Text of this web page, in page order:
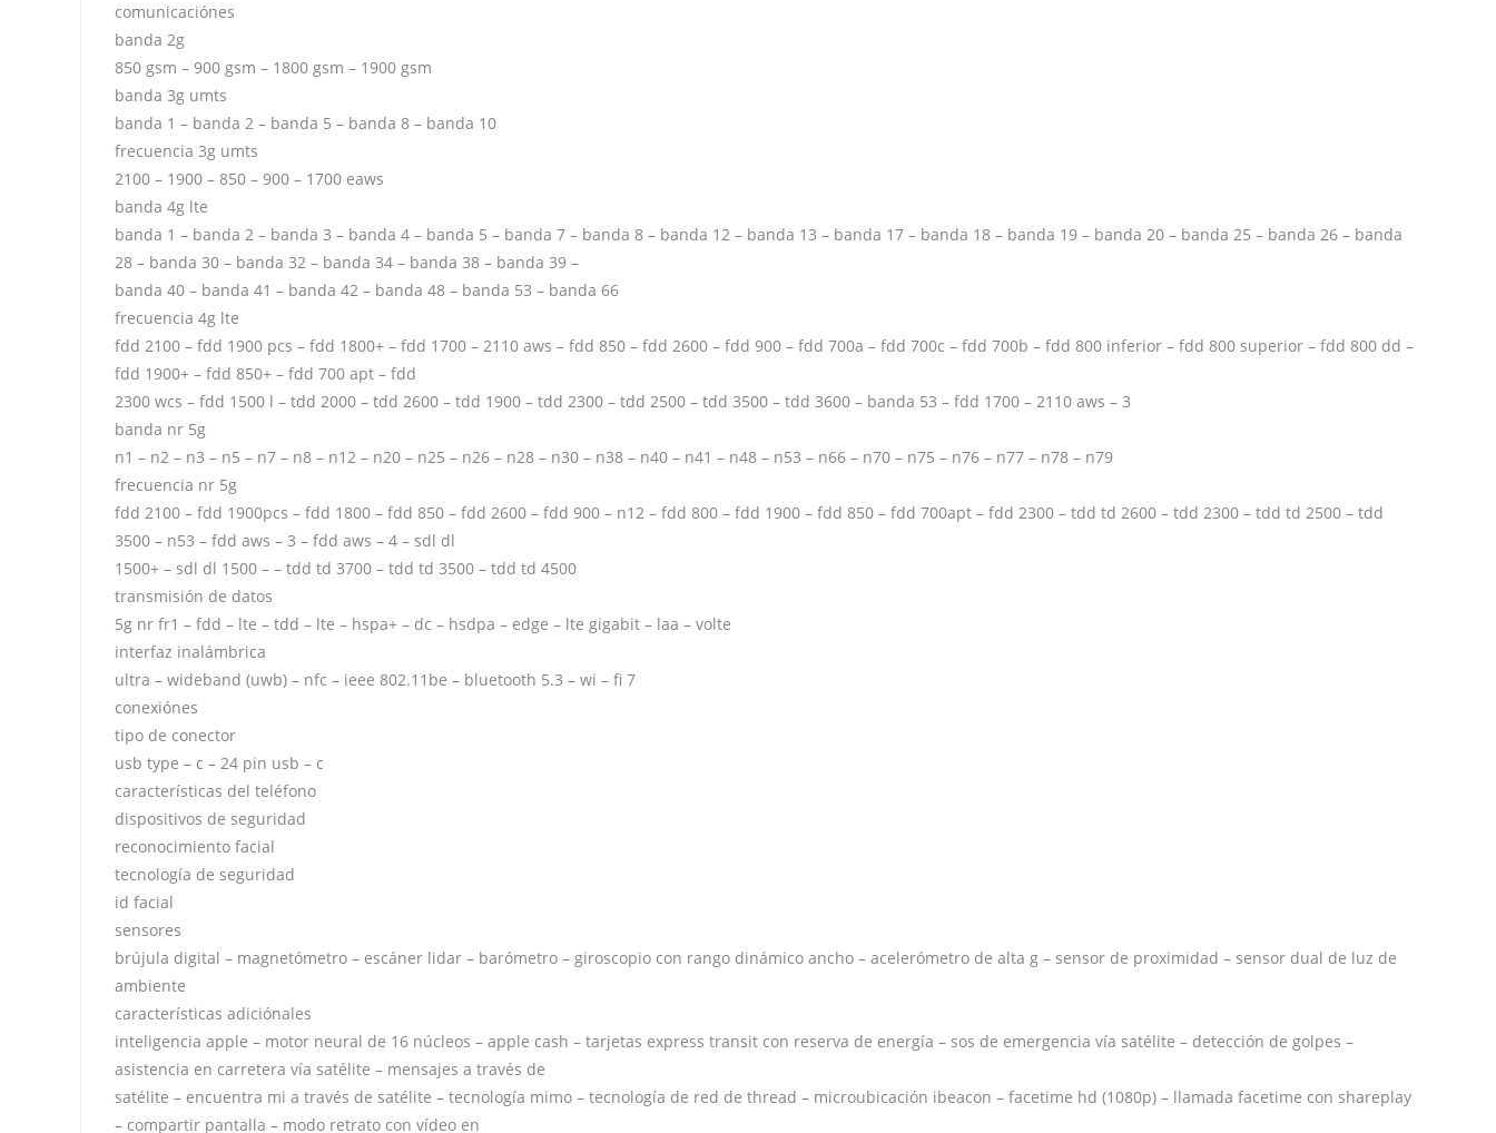
comunicaciónes
banda 2g
850 gsm – 900 gsm – 1800 gsm – 1900 gsm
banda 3g umts
banda 1 – banda 2 – banda 5 – banda 8 – banda 10
frecuencia 3g umts
2100 – 1900 – 850 – 900 – 1700 eaws
banda 4g lte
banda 1 – banda 2 – banda 3 – banda 4 – banda 5 – banda 7 – banda 8 – banda 12 – banda 13 – banda 17 – banda 18 – banda 19 – banda 20 – banda 25 – banda 26 – banda
28 – banda 30 – banda 32 – banda 34 – banda 38 – banda 39 –
banda 40 – banda 41 – banda 42 – banda 48 – banda 53 – banda 66
frecuencia 4g lte
fdd 2100 – fdd 1900 pcs – fdd 1800+ – fdd 1700 – 2110 aws – fdd 850 – fdd 2600 – fdd 900 – fdd 700a – fdd 700c – fdd 700b – fdd 800 inferior – fdd 800 superior – fdd 800 dd –
fdd 1900+ – fdd 850+ – fdd 700 apt – fdd
2300 wcs – fdd 1500 l – tdd 2000 – tdd 2600 – tdd 1900 – tdd 2300 – tdd 2500 – tdd 3500 – tdd 3600 – banda 53 – fdd 1700 – 2110 aws – 3
banda nr 5g
n1 – n2 – n3 – n5 – n7 – n8 – n12 – n20 – n25 – n26 – n28 – n30 – n38 – n40 – n41 – n48 – n53 – n66 – n70 – n75 – n76 – n77 – n78 – n79
frecuencia nr 5g
fdd 2100 – fdd 1900pcs – fdd 1800 – fdd 850 – fdd 2600 – fdd 900 – n12 – fdd 800 – fdd 1900 – fdd 850 – fdd 700apt – fdd 2300 – tdd td 2600 – tdd 2300 – tdd td 2500 – tdd
3500 – n53 – fdd aws – 3 – fdd aws – 4 – sdl dl
1500+ – sdl dl 1500 – – tdd td 3700 – tdd td 3500 – tdd td 4500
transmisión de datos
5g nr fr1 – fdd – lte – tdd – lte – hspa+ – dc – hsdpa – edge – lte gigabit – laa – volte
interfaz inalámbrica
ultra – wideband (uwb) – nfc – ieee 802.11be – bluetooth 5.3 – wi – fi 7
conexiónes
tipo de conector
usb type – c – 24 pin usb – c
características del teléfono
dispositivos de seguridad
reconocimiento facial
tecnología de seguridad
id facial
sensores
brújula digital – magnetómetro – escáner lidar – barómetro – giroscopio con rango dinámico ancho – acelerómetro de alta g – sensor de proximidad – sensor dual de luz de
ambiente
características adiciónales
inteligencia apple – motor neural de 16 núcleos – apple cash – tarjetas express transit con reserva de energía – sos de emergencia vía satélite – detección de golpes –
asistencia en carretera vía satélite – mensajes a través de
satélite – encuentra mi a través de satélite – tecnología mimo – tecnología de red de thread – microubicación ibeacon – facetime hd (1080p) – llamada facetime con shareplay
– compartir pantalla – modo retrato con vídeo en